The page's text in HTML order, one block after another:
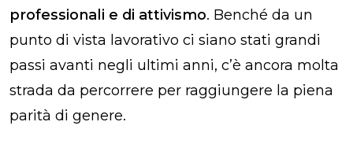
professionali e di attivismo. Benché da un
punto di vista lavorativo ci siano stati grandi
passi avanti negli ultimi anni, c’è ancora molta
strada da percorrere per raggiungere la piena
parità di genere.